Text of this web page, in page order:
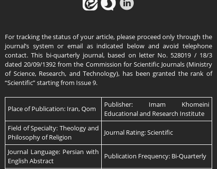
For tracking the status of your article, please proceed only through the
journal’s system or email as indicated below and avoid telephone
contact. This bi-quarterly journal, based on letter No. 528019 / 18/3
dated 20/09/1392 from the Commission for Scientific Journals (Ministry
of Science, Research, and Technology), has been granted the rank of
“Scientific” starting from Issue 9.
Place of Publication: Iran, Qom
Publisher: Imam Khomeini
Educational and Research Institute
Field of Specialty: Theology and
Philosophy of Religion
Journal Rating: Scientific
Journal Language: Persian with
English Abstract
Publication Frequency: Bi-Quarterly